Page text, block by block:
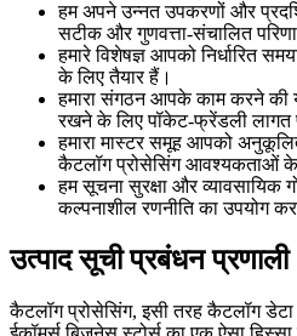
हम अपने उन्नत उपकरणों और
सटीक और गुणवत्ता-संचालित
हमारे विशेषज्ञ आपको निर्धारित
के लिए तैयार हैं।
हमारा संगठन आपके काम करने की
रखने के लिए पॉकेट-फ्रेंडली लागत
हमारा मास्टर समूह आपको
कैटलॉग प्रोसेसिंग आवश्यकताओं
हम सूचना सुरक्षा और व्यावसायिक
कल्पनाशील रणनीति का उपयोग
उत्पाद सूची प्रबंधन प्रणाली
कैटलॉग प्रोसेसिंग, इसी तरह कैटलॉग डेटा